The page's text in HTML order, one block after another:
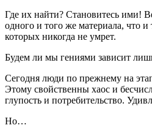
Где их найти? Становитесь ими!
одного и того же материала, что
которых никогда не умрет.
Будем ли мы гениями зависит
Сегодня люди по прежнему на
Этому свойственны хаос и
глупость и потребительство.
Но…